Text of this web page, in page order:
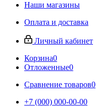
Наши магазины
Оплата и доставка
Личный кабинет
Корзина0
Отложенные0
Сравнение товаров0
+7 (000) 000-00-00